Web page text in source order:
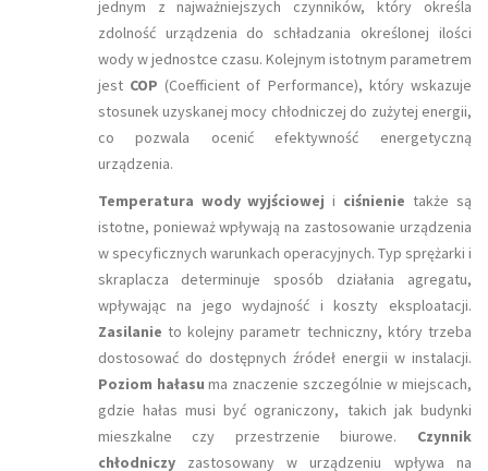
jednym z najważniejszych czynników, który określa
zdolność urządzenia do schładzania określonej ilości
wody w jednostce czasu. Kolejnym istotnym parametrem
jest COP (Coefficient of Performance), który wskazuje
stosunek uzyskanej mocy chłodniczej do zużytej energii,
co pozwala ocenić efektywność energetyczną
urządzenia.
Temperatura wody wyjściowej i ciśnienie także są
istotne, ponieważ wpływają na zastosowanie urządzenia
w specyficznych warunkach operacyjnych. Typ sprężarki i
skraplacza determinuje sposób działania agregatu,
wpływając na jego wydajność i koszty eksploatacji.
Zasilanie to kolejny parametr techniczny, który trzeba
dostosować do dostępnych źródeł energii w instalacji.
Poziom hałasu ma znaczenie szczególnie w miejscach,
gdzie hałas musi być ograniczony, takich jak budynki
mieszkalne czy przestrzenie biurowe. Czynnik
chłodniczyzastosowany w urządzeniu wpływa na